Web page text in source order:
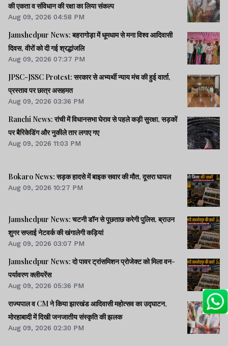
की एकता व संविधान की रक्षा का लिया संकल्प
Aug 09, 2026 04:58 PM
Jamshedpur News: बहरागोड़ा में धूमधाम से मना विश्व आदिवासी
दिवस, वीरों को दी गई श्रद्धांजलि
Aug 09, 2026 07:37 PM
JPSC-JSSC Protest: सरकार से अभ्यर्थी न्याय मंच की हुई वार्ता,
प्रस्ताव पर छात्र असहमत
Aug 09, 2026 03:36 PM
Ranchi News: रांची में विधानसभा घेराव से पहले कड़ी सुरक्षा, सड़कों
पर बैरिकेडिंग और नुकीले तार लगाए गए
Aug 09, 2026 11:03 PM
Bokaro News: सड़क हादसे में बाइक सवार की मौत, दूसरा घायल
Aug 09, 2026 10:27 PM
Jamshedpur News: चटनी डॉन से पूछताछ करेगी पुलिस, ब्राउन
शुगर सप्लाई नेटवर्क की खंगालेगी कड़ियां
Aug 09, 2026 03:07 PM
Jamshedpur News: दो पावर ट्रांसमिशन प्रोजेक्ट को मिला वन-
पर्यावरण क्लीयरेंस
Aug 09, 2026 05:36 PM
राज्यपाल व CM ने किया झारखंड आदिवासी महोत्सव का उद्घाटन,
मोरहाबादी में दिखी जनजातीय संस्कृति की झलक
Aug 09, 2026 02:30 PM